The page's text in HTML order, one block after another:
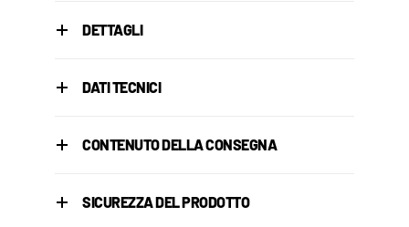
DETTAGLI
DATI TECNICI
CONTENUTO DELLA CONSEGNA
SICUREZZA DEL PRODOTTO